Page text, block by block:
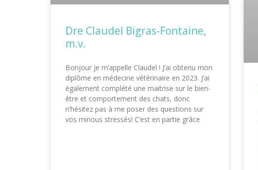
Dre Claudel Bigras-Fontaine,
m.v.
Bonjour je m’appelle Claudel ! J’ai obtenu mon
diplôme en médecine vétérinaire en 2023. J’ai
également complété une maitrise sur le bien-
être et comportement des chats, donc
n’hésitez pas à me poser des questions sur
vos minous stressés! C’est en partie grâce